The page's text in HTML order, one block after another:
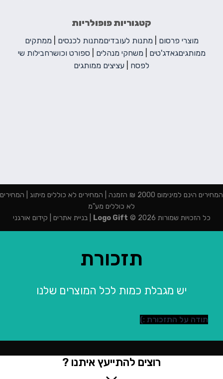
קטגוריות פופולריות
מוצרי פרסום מתנות לעובדיםמתנות לכנסים
ממתקים
ממותגיםגאדג'טים משחקי מנהלים ספורט וכושרחבילות שי
לפסח
עציצים ממותגים
המחירים הינם למינימום 2000 ₪ הזמנה | המחירים לא כוללים מיתוג | המחירים
לא כוללים מע"מ
כל הזכויות שמורות 2026 ©
Logo Gift
|בניית אתרים קידום אורגני
תזכורת
יש מגבלת כמות לכל המוצרים שלנו
תודה על התזכורת :)
רוצים להתייעץ איתנו ?